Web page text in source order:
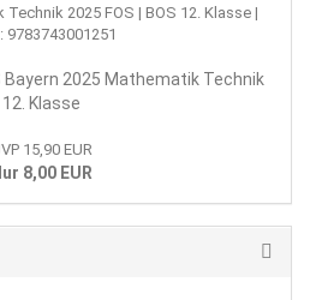
2025 Mathematik Technik
12. Klasse
15,90 EUR
8,00 EUR